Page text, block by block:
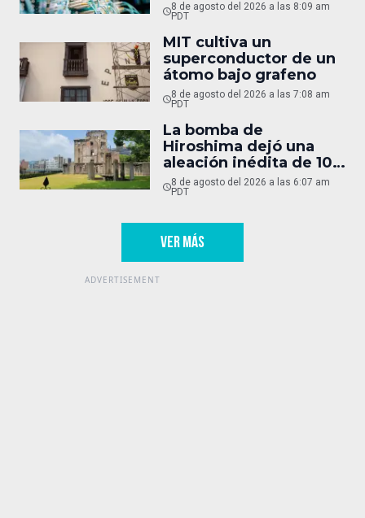
8 de agosto del 2026 a las 8:09 am
PDT
MIT cultiva un
superconductor de un
átomo bajo grafeno
8 de agosto del 2026 a las 7:08 am
PDT
La bomba de
Hiroshima dejó una
aleación inédita de 10
micras
8 de agosto del 2026 a las 6:07 am
PDT
VER MÁS